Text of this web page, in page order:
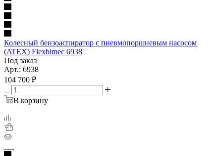
Колесный бензоаспиратор с пневмопоршневым насосом
(ATEX) Flexbimec 6938
Под заказ
Арт.: 6938
104 700 ₽
В корзину